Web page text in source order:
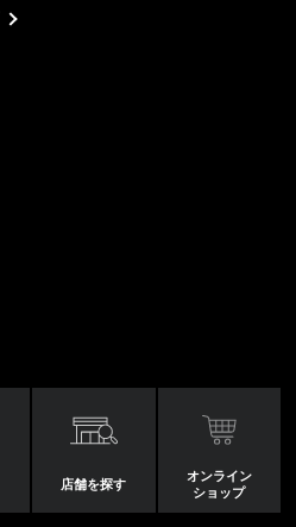
店舗を探す
オンライン
ショップ